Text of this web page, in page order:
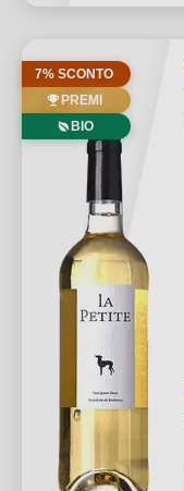
7% SCONTO
PREMI
BIO